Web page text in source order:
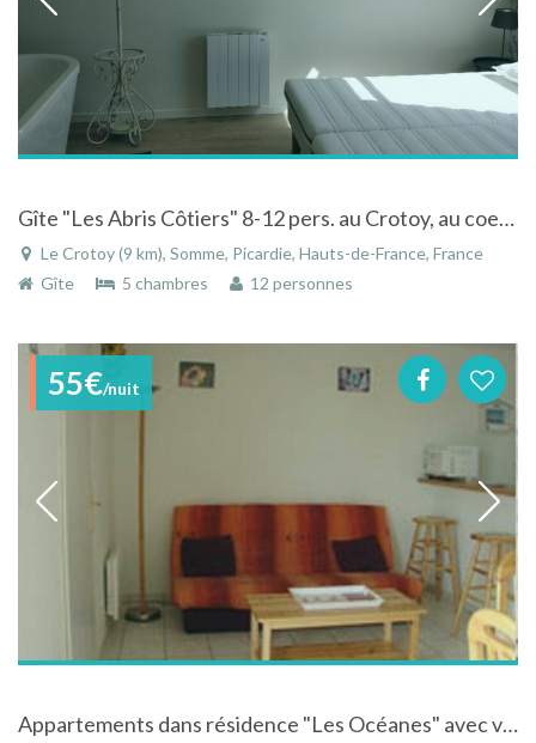
Gîte "Les Abris Côtiers" 8-12 pers. au Crotoy, au coeur de la Baie de Somme, à 700 mètres de la plage.
Le Crotoy (9 km), Somme, Picardie, Hauts-de-France, France
Gîte
5 chambres 12 personnes
55€/nuit
Appartements dans résidence "Les Océanes" avec vue sur la mer